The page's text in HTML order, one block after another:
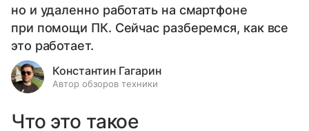
но и удаленно работать на смартфоне
при помощи ПК. Сейчас разберемся, как все
это работает.
Константин Гагарин
Автор обзоров техники
Что это такое